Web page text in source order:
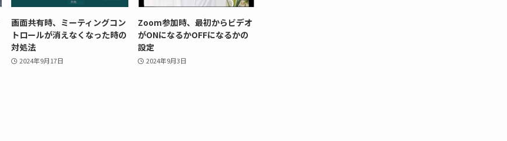
画面共有時、ミーティングコン
トロールが消えなくなった時の
対処法
2024年9月17日
Zoom参加時、最初からビデオ
がONになるかOFFになるかの
設定
2024年9月3日